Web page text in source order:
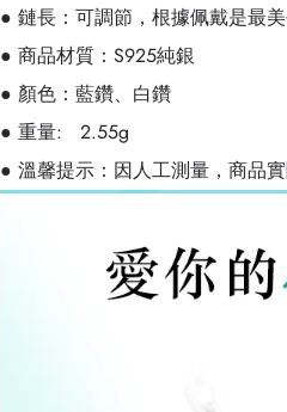
● 鏈長：可調節，根據佩戴是最
● 商品材質：S925純銀
● 顏色：藍鑽、白鑽
● 重量: 2.55g
● 溫馨提示：因人工測量，商品